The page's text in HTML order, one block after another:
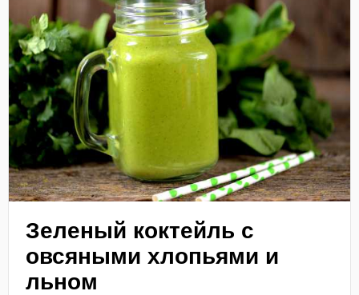
Зеленый коктейль с
овсяными хлопьями и
льном